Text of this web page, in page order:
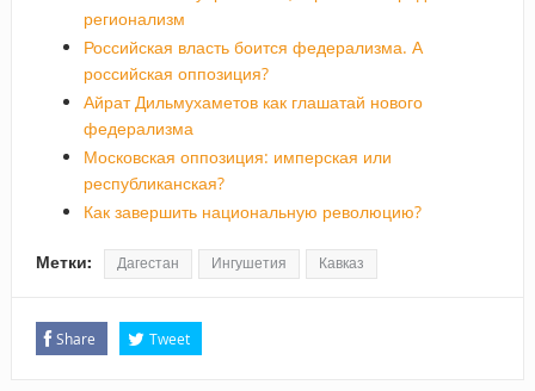
регионализм
Российская власть боится федерализма. А
российская оппозиция?
Айрат Дильмухаметов как глашатай нового
федерализма
Московская оппозиция: имперская или
республиканская?
Как завершить национальную революцию?
Метки: Дагестан Ингушетия Кавказ
Share Tweet